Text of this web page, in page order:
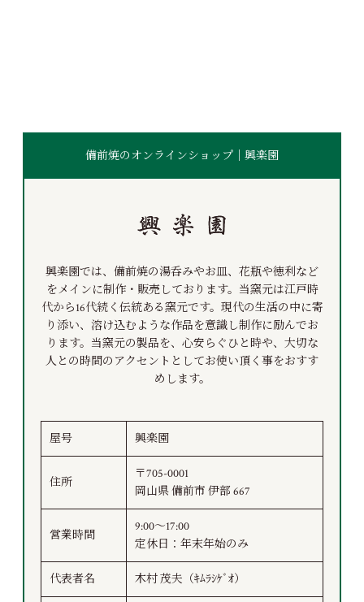
備前焼のオンラインショップ｜興楽園
興楽園では、備前焼の湯呑みやお皿、花瓶や徳利など
をメインに制作・販売しております。当窯元は江戸時
代から16代続く伝統ある窯元です。現代の生活の中に寄
り添い、溶け込むような作品を意識し制作に励んでお
ります。当窯元の製品を、心安らぐひと時や、大切な
人との時間のアクセントとしてお使い頂く事をおすす
めします。
屋号 興楽園
住所
〒705-0001
岡山県 備前市 伊部 667
営業時間
9:00～17:00
定休日：年末年始のみ
代表者名 木村 茂夫（ｷﾑﾗｼｹﾞｵ）